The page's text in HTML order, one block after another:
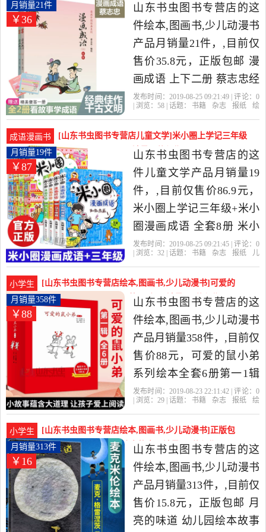
读物书籍是2019年山东书
虫图书专营店精选书籍,杂
志,报纸当中性价比很高的
儿童文学，由山东 济南发
货。
邮 漫画成语 上下二册 蔡月销量21件仅售35.8元
￥36
月销量21件
山东书虫图书专营店的这
件绘本,图画书,少儿动漫书
产品月销量21件，,目前仅
售价35.8元，正版包邮 漫
画成语 上下二册 蔡志忠经
典漫画故事 儿童彩版漫画
少儿课外阅读书是2019年
山东书虫图书专营店精选
书籍,杂志,报纸当中性价比
很高的绘本,图画书,少儿动
漫书，由山东 济南发货。
发布时间：2019-08-25 09:21:49 | 评论： 0
| 浏览： 58 | 话题： 书籍 杂志 报纸
绘
成语漫画书
[山东书虫图书专营店儿童文学]米小圈上学记三年级
+米小圈漫画成语 月销量19件仅售86.9元
￥87
月销量19件
山东书虫图书专营店的这
件儿童文学产品月销量19
件，,目前仅售价86.9元，
米小圈上学记三年级+米小
圈漫画成语 全套8册 米小
圈小学生课外阅读书籍儿
级课外书必读童书7-10岁童
话读物是2019年山东书虫
图书专营店精选书籍,杂志,
报纸当中性价比很高的儿
童文学，由山东 济南发
货。
发布时间：2019-08-25 09:21:45 | 评论： 0
| 浏览： 32 | 话题： 书籍 杂志 报纸
儿
小学生
[山东书虫图书专营店绘本,图画书,少儿动漫书]可爱的
鼠小弟系列绘本全套6册第一1辑月销量358件仅售88
元
￥88
月销量358件
山东书虫图书专营店的这
件绘本,图画书,少儿动漫书
产品月销量358件，,目前仅
售价88元，可爱的鼠小弟
系列绘本全套6册第一1辑
幼儿园绘本故事书儿童绘
小学生连环画幼儿绘本图
书宝宝早教绘本书籍是
2019年山东书虫图书专营
店精选书籍,杂志,报纸当中
性价比很高的绘本,图画书,
少儿动漫书，由山东 济南
发布时间：2019-08-23 22:11:42 | 评论： 0
| 浏览： 29 | 话题： 书籍 杂志 报纸
绘
小学生
[山东书虫图书专营店绘本,图画书,少儿动漫书]正版包
邮 月亮的味道 幼儿园绘本故事月销量313件仅售15.8
元
￥16
月销量313件
山东书虫图书专营店的这
件绘本,图画书,少儿动漫书
产品月销量313件，,目前仅
售价15.8元，正版包邮 月
亮的味道 幼儿园绘本故事